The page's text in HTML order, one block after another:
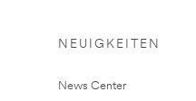
NEUIGKEITEN
News Center